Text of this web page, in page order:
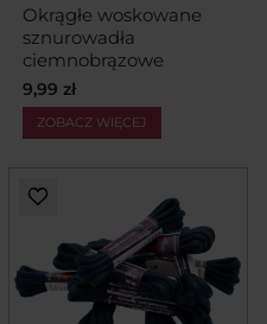
Okrągłe woskowane
sznurowadła
ciemnobrązowe
9,99 zł
ZOBACZ WIĘCEJ